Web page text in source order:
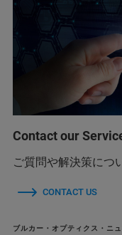
Contact our
ご質問や解決策につ
CONTACT US
ブルカー・オプティクス・ニ